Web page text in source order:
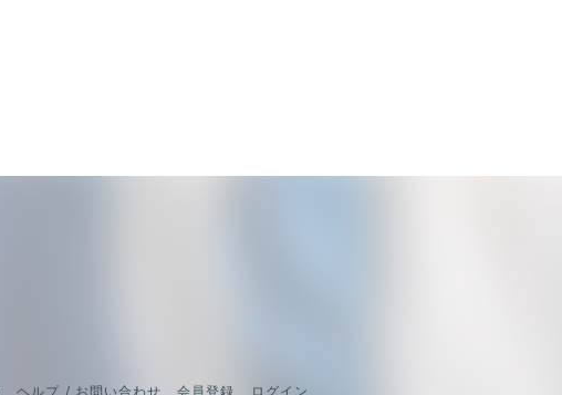
ヘルプ / お問い合わせ 会員登録 ログイン